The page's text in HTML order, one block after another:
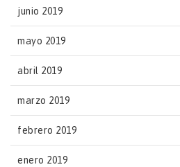
junio 2019
mayo 2019
abril 2019
marzo 2019
febrero 2019
enero 2019